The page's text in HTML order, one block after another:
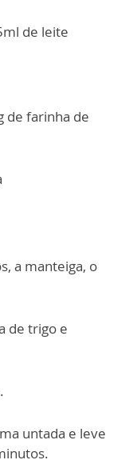
de leite
de farinha de
a manteiga, o
de trigo e
untada e leve